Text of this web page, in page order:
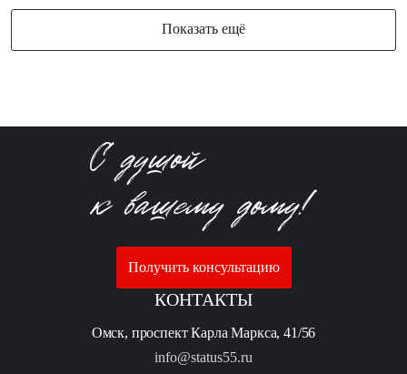
Показать ещё
Получить консультацию
КОНТАКТЫ
Омск, проспект Карла Маркса, 41/56
info@status55.ru